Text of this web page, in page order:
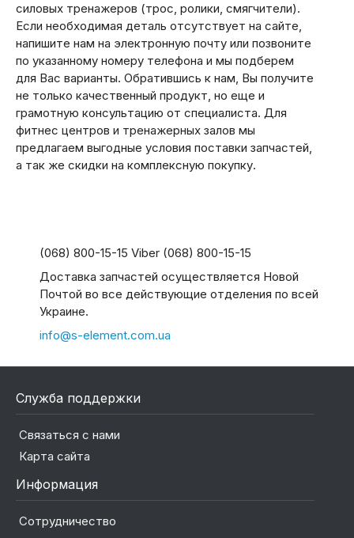
силовых тренажеров (трос, ролики, смягчители).
Если необходимая деталь отсутствует на сайте,
напишите нам на электронную почту или позвоните
по указанному номеру телефона и мы подберем
для Вас варианты. Обратившись к нам, Вы получите
не только качественный продукт, но еще и
грамотную консультацию от специалиста. Для
фитнес центров и тренажерных залов мы
предлагаем выгодные условия поставки запчастей,
а так же скидки на комплексную покупку.
(068) 800-15-15 Viber (068) 800-15-15
Доставка запчастей осуществляется Новой
Почтой во все действующие отделения по всей
Украине.
info@s-element.com.ua
Служба поддержки
Связаться с нами
Карта сайта
Информация
Сотрудничество